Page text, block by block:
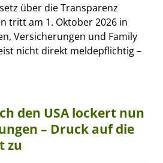
über die Transparenz
tritt am 1. Oktober 2026 in
Versicherungen und Family
nicht direkt meldepflichtig –
den USA lockert nun
– Druck auf die
zu